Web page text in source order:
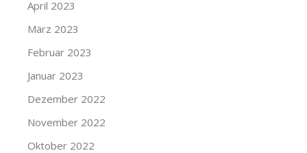
April 2023
März 2023
Februar 2023
Januar 2023
Dezember 2022
November 2022
Oktober 2022